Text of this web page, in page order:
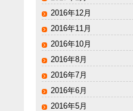
2016年12月
2016年11月
2016年10月
2016年8月
2016年7月
2016年6月
2016年5月